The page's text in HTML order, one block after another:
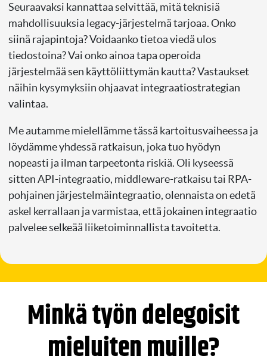
Seuraavaksi kannattaa selvittää, mitä teknisiä
mahdollisuuksia legacy-järjestelmä tarjoaa. Onko
siinä rajapintoja? Voidaanko tietoa viedä ulos
tiedostoina? Vai onko ainoa tapa operoida
järjestelmää sen käyttöliittymän kautta? Vastaukset
näihin kysymyksiin ohjaavat integraatiostrategian
valintaa.
Me autamme mielellämme tässä kartoitusvaiheessa ja
löydämme yhdessä ratkaisun, joka tuo hyödyn
nopeasti ja ilman tarpeetonta riskiä. Oli kyseessä
sitten API-integraatio, middleware-ratkaisu tai RPA-
pohjainen järjestelmäintegraatio, olennaista on edetä
askel kerrallaan ja varmistaa, että jokainen integraatio
palvelee selkeää liiketoiminnallista tavoitetta.
Minkä työn delegoisit
mieluiten muille?